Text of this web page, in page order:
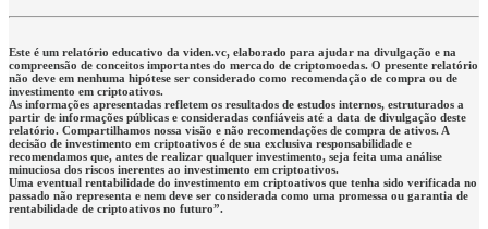
Este é um relatório educativo da viden.vc, elaborado para ajudar na divulgação e na
compreensão de conceitos importantes do mercado de criptomoedas. O presente relatório
não deve em nenhuma hipótese ser considerado como recomendação de compra ou de
investimento em criptoativos.
As informações apresentadas refletem os resultados de estudos internos, estruturados a
partir de informações públicas e consideradas confiáveis até a data de divulgação deste
relatório. Compartilhamos nossa visão e não recomendações de compra de ativos. A
decisão de investimento em criptoativos é de sua exclusiva responsabilidade e
recomendamos que, antes de realizar qualquer investimento, seja feita uma análise
minuciosa dos riscos inerentes ao investimento em criptoativos.
Uma eventual rentabilidade do investimento em criptoativos que tenha sido verificada no
passado não representa e nem deve ser considerada como uma promessa ou garantia de
rentabilidade de criptoativos no futuro”.